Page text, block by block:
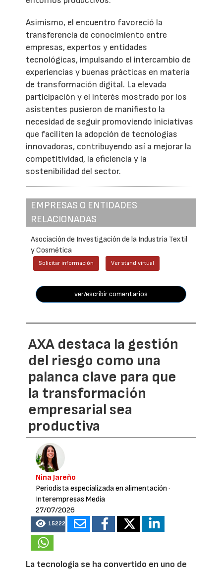
Asimismo, el encuentro favoreció la
transferencia de conocimiento entre
empresas, expertos y entidades
tecnológicas, impulsando el intercambio de
experiencias y buenas prácticas en materia
de transformación digital. La elevada
participación y el interés mostrado por los
asistentes pusieron de manifiesto la
necesidad de seguir promoviendo iniciativas
que faciliten la adopción de tecnologías
innovadoras, contribuyendo así a mejorar la
competitividad, la eficiencia y la
sostenibilidad del sector.
EMPRESAS O ENTIDADES
RELACIONADAS
Asociación de Investigación de la Industria Textil
y Cosmética
Solicitar información Ver stand virtual
ver/escribir comentarios
AXA destaca la gestión
del riesgo como una
palanca clave para que
la transformación
empresarial sea
productiva
Nina Jareño
Periodista especializada en alimentación ·
Interempresas Media
27/07/2026
15222
La tecnología se ha convertido en uno de